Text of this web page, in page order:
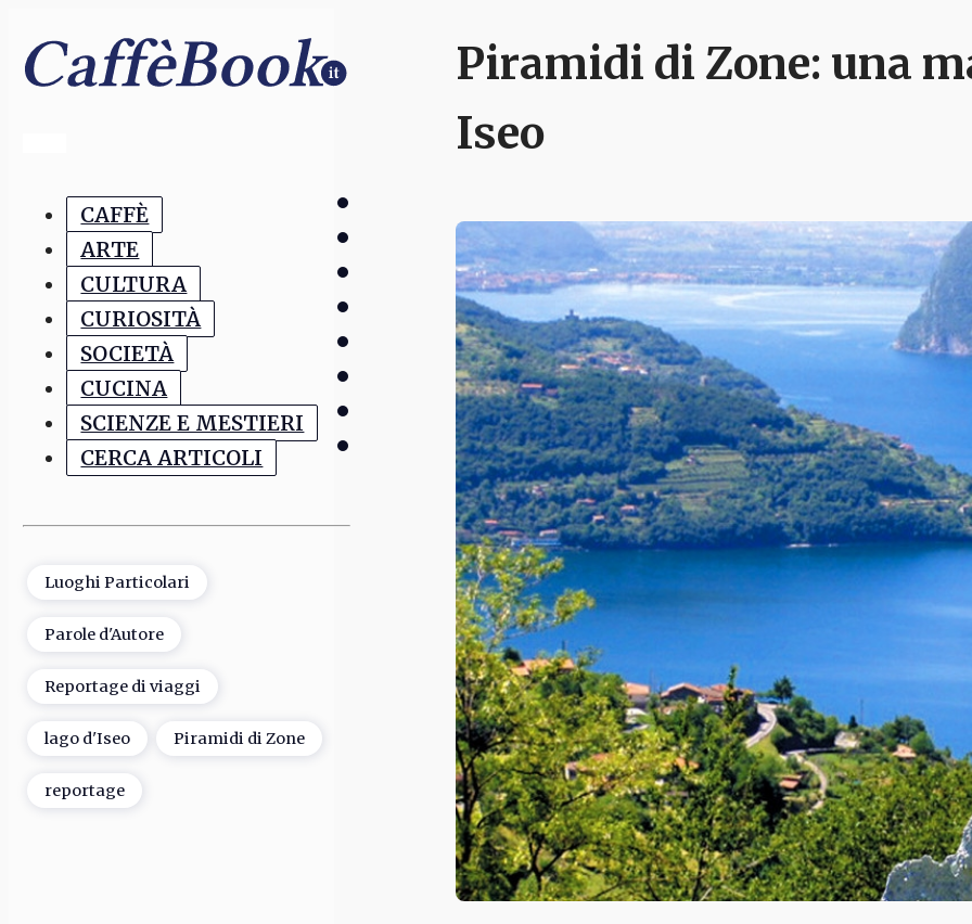
CAFFÈ
ARTE
CULTURA
CURIOSITÀ
SOCIETÀ
CUCINA
SCIENZE E MESTIERI
CERCA ARTICOLI
Luoghi Particolari
Parole d'Autore
Reportage di viaggi
lago d'Iseo Piramidi di Zone
reportage
Piramidi di Zone: una
Iseo